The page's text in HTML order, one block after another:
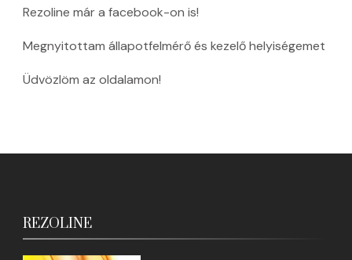
Rezoline már a facebook-on is!
Megnyitottam állapotfelmérő és kezelő helyiségemet
Üdvözlöm az oldalamon!
REZOLINE